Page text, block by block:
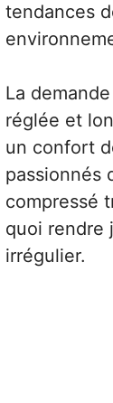
tendances
La
réglée et
un confort
passionnés
compressé
quoi rendre
irrégulier.